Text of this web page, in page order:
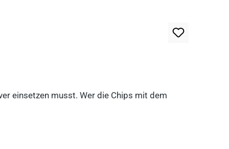
einsetzen musst. Wer die Chips mit dem